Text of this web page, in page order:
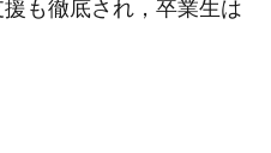
も徹底され，卒業生は